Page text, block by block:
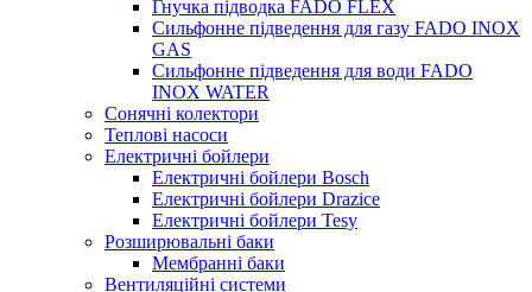
Гнучка підводка FADO FLEX
Сильфонне підведення для газу FADO INOX
GAS
Сильфонне підведення для води FADO
INOX WATER
Сонячні колектори
Теплові насоси
Електричні бойлери
Електричні бойлери Bosch
Електричні бойлери Drazice
Електричні бойлери Tesy
Розширювальні баки
Мембранні баки
Вентиляційні системи